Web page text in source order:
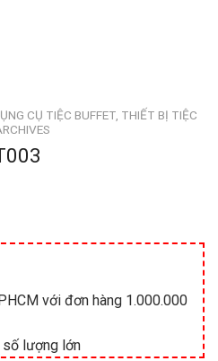
CỤ TIỆC BUFFET, THIẾT BỊ TIỆC
với đơn hàng 1.000.000
số lượng lớn